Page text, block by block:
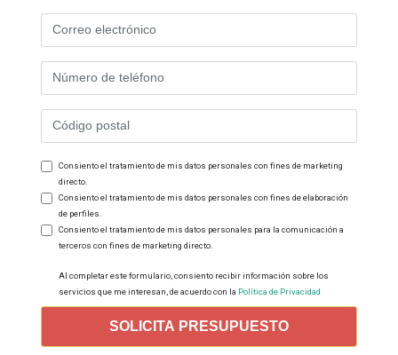
Consiento el tratamiento de mis datos personales con fines de marketing
directo.
Consiento el tratamiento de mis datos personales con fines de elaboración
de perfiles.
Consiento el tratamiento de mis datos personales para la comunicación a
terceros con fines de marketing directo.
Al completar este formulario, consiento recibir información sobre los
servicios que me interesan, de acuerdo con la Política de Privacidad
SOLICITA PRESUPUESTO